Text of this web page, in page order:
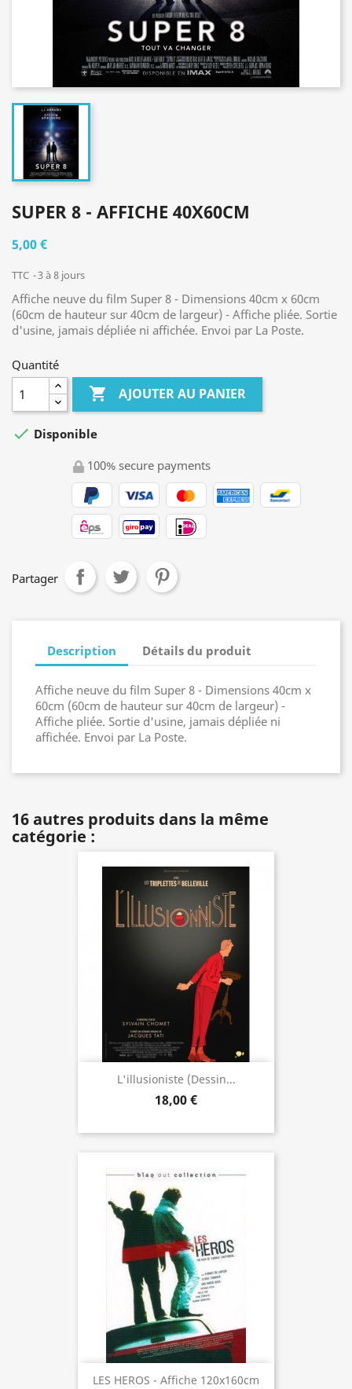
SUPER 8 - AFFICHE 40X60CM
5,00 €
TTC 3 à 8 jours
Affiche neuve du film Super 8 - Dimensions 40cm x 60cm
(60cm de hauteur sur 40cm de largeur) - Affiche pliée. Sortie
d'usine, jamais dépliée ni affichée. Envoi par La Poste.
Quantité
 AJOUTER AU PANIER
 Disponible
100% secure payments
Partager
Description Détails du produit
Affiche neuve du film Super 8 - Dimensions 40cm x
60cm (60cm de hauteur sur 40cm de largeur) -
Affiche pliée. Sortie d'usine, jamais dépliée ni
affichée. Envoi par La Poste.
16 autres produits dans la même
catégorie :
L'illusioniste (dessin...
18,00 €
LES HEROS - Affiche 120x160cm